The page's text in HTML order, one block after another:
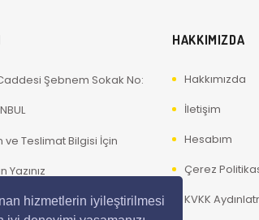
hizmetlerin iyileştirilmesi
Şebnem Sokak No:
ve Teslimat Bilgisi İçin
HAKKIMIZDA
Hakkımızda
İletişim
Hesabım
Çerez
KVKK